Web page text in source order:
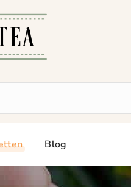
Blog